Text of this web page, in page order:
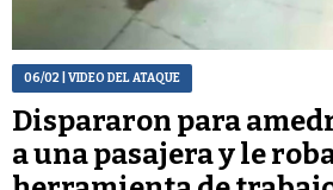
06/02 | VIDEO DEL ATAQUE
Dispararon para
a una pasajera y le